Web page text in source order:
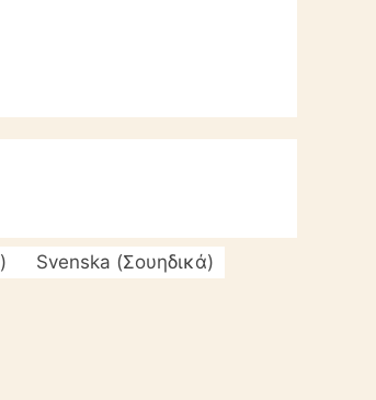
) Svenska (Σουηδικά)